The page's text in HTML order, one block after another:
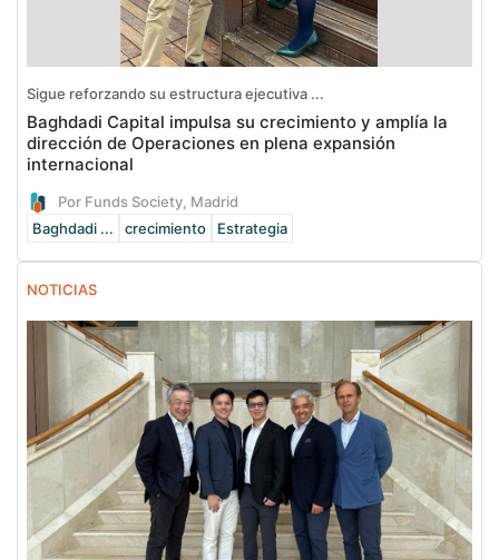
Sigue reforzando su estructura ejecutiva ...
Baghdadi Capital impulsa su crecimiento y amplía la
dirección de Operaciones en plena expansión
internacional
Por Funds Society, Madrid
Baghdadi ...
crecimiento Estrategia
NOTICIAS